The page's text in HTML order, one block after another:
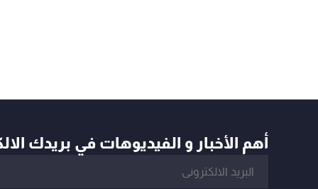
أهم الأخبار و الفيديوهات في بريدك